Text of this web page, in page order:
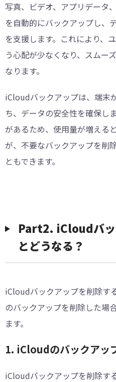
写真、ビデオ、アプリデータ
を自動的にバックアップし、
を支援します。これにより、
う心配が少なくなり、スムー
なります。
iCloudバックアップは、端末
ち、データの安全性を確保し
があるため、使用量が増える
が、不要なバックアップを削
ともできます。
Part2. iCloudバッ
とどうなる？
iCloudバックアップを削除す
のバックアップを削除した場
ます。
1. iCloudのバックアッ
iCloudバックアップを削除す